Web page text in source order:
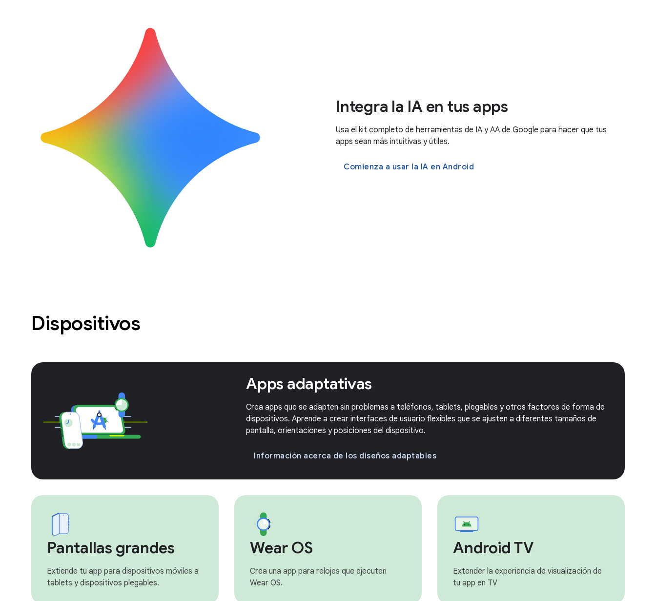
Integra la IA en tus apps
Usa el kit completo de herramientas de IA y AA de Google para hacer que tus
apps sean más intuitivas y útiles.
Comienza a usar la IA en Android
Dispositivos
Apps adaptativas
Crea apps que se adapten sin problemas a teléfonos, tablets, plegables y otros factores de forma de
dispositivos. Aprende a crear interfaces de usuario flexibles que se ajusten a diferentes tamaños de
pantalla, orientaciones y posiciones del dispositivo.
Información acerca de los diseños adaptables
Pantallas grandes
Extiende tu app para dispositivos móviles a
tablets y dispositivos plegables.
Wear OS
Crea una app para relojes que ejecuten
Wear OS.
Android TV
Extender la experiencia de visualización de
tu app en TV